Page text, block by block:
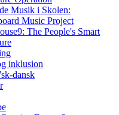
Musik i Skolen:
Music Project
The People's Smart
inklusion
dansk